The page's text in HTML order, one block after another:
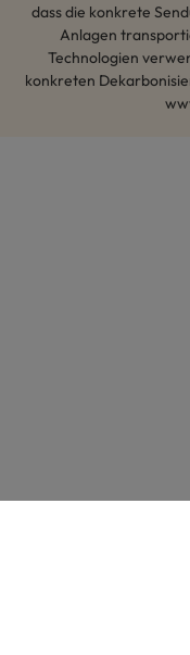
dass die konkrete
Anlagen
Technologien
konkreten